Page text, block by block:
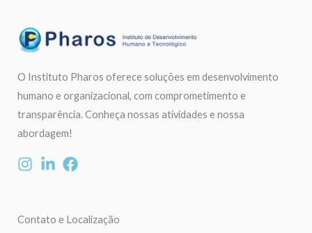
O Instituto Pharos oferece soluções em desenvolvimento
humano e organizacional, com comprometimento e
transparência. Conheça nossas atividades e nossa
abordagem!
Contato e Localização